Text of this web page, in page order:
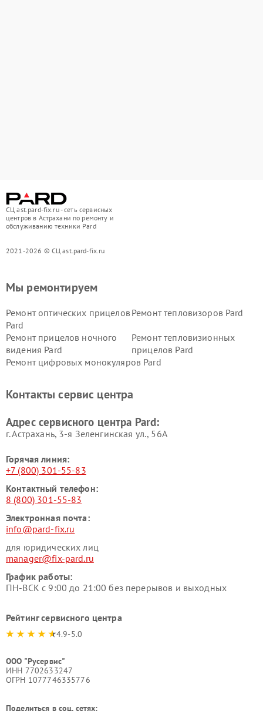
СЦ ast.pard-fix.ru - сеть сервисных
центров в Астрахани по ремонту и
обслуживанию техники Pard
2021-2026 © СЦ ast.pard-fix.ru
Мы ремонтируем
Ремонт оптических прицелов
Pard
Ремонт тепловизоров Pard
Ремонт прицелов ночного
видения Pard
Ремонт тепловизионных
прицелов Pard
Ремонт цифровых монокуляров Pard
Контакты сервис центра
Адрес сервисного центра Pard:
г. Астрахань, 3-я Зеленгинская ул., 56А
Горячая линия:
+7 (800) 301-55-83
Контактный телефон:
8 (800) 301-55-83
Электронная почта:
info@pard-fix.ru
для юридических лиц
manager@fix-pard.ru
График работы:
ПН-ВСК с 9:00 до 21:00 без перерывов и выходных
Рейтинг сервисного центра
4.9-5.0
ООО "Русервис"
ИНН 7702633247
ОГРН 1077746335776
Поделиться в соц. сетях: